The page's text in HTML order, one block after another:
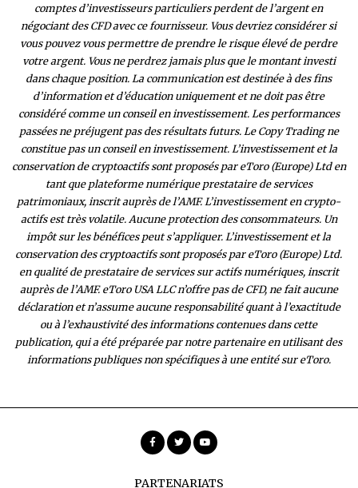
comptes d’investisseurs particuliers perdent de l’argent en
négociant des CFD avec ce fournisseur. Vous devriez considérer si
vous pouvez vous permettre de prendre le risque élevé de perdre
votre argent. Vous ne perdrez jamais plus que le montant investi
dans chaque position. La communication est destinée à des fins
d’information et d’éducation uniquement et ne doit pas être
considéré comme un conseil en investissement. Les performances
passées ne préjugent pas des résultats futurs. Le Copy Trading ne
constitue pas un conseil en investissement. L’investissement et la
conservation de cryptoactifs sont proposés par eToro (Europe) Ltd en
tant que plateforme numérique prestataire de services
patrimoniaux, inscrit auprès de l’AMF. L’investissement en crypto-
actifs est très volatile. Aucune protection des consommateurs. Un
impôt sur les bénéfices peut s’appliquer. L’investissement et la
conservation des cryptoactifs sont proposés par eToro (Europe) Ltd.
en qualité de prestataire de services sur actifs numériques, inscrit
auprès de l’AMF. eToro USA LLC n’offre pas de CFD, ne fait aucune
déclaration et n’assume aucune responsabilité quant à l’exactitude
ou à l’exhaustivité des informations contenues dans cette
publication, qui a été préparée par notre partenaire en utilisant des
informations publiques non spécifiques à une entité sur eToro.
PARTENARIATS